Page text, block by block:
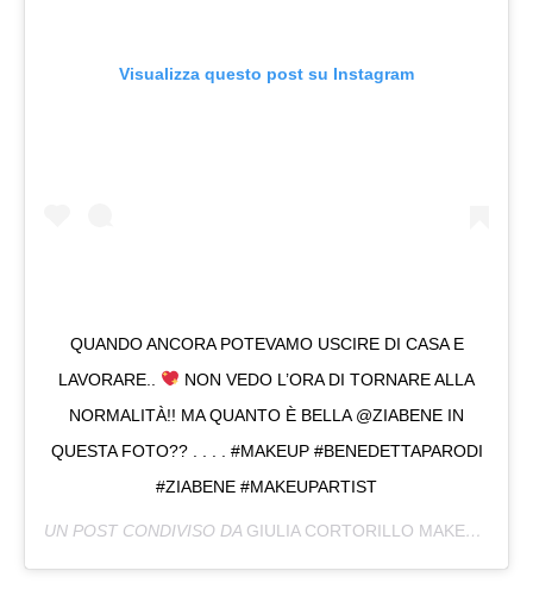
Visualizza questo post su Instagram
QUANDO ANCORA POTEVAMO USCIRE DI CASA E
LAVORARE..
NON VEDO L’ORA DI TORNARE ALLA
NORMALITÀ!! MA QUANTO È BELLA @ZIABENE IN
QUESTA FOTO?? . . . . #MAKEUP #BENEDETTAPARODI
#ZIABENE #MAKEUPARTIST
UN POST CONDIVISO DA GIULIA CORTORILLO MAKEUPARTIST